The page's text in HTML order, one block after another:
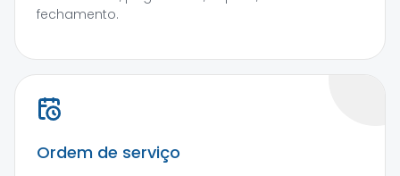
fechamento.
Ordem de serviço